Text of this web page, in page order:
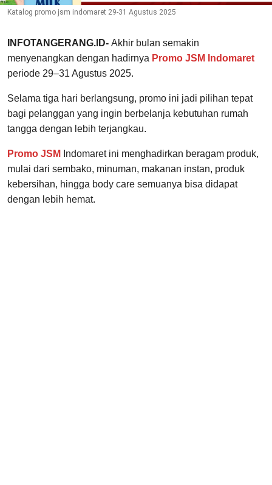
Katalog promo jsm indomaret 29-31 Agustus 2025
INFOTANGERANG.ID- Akhir bulan semakin
menyenangkan dengan hadirnya Promo JSM Indomaret
periode 29–31 Agustus 2025.
Selama tiga hari berlangsung, promo ini jadi pilihan tepat
bagi pelanggan yang ingin berbelanja kebutuhan rumah
tangga dengan lebih terjangkau.
Promo JSM
Indomaret ini menghadirkan beragam produk,
mulai dari sembako, minuman, makanan instan, produk
kebersihan, hingga body care semuanya bisa didapat
dengan lebih hemat.